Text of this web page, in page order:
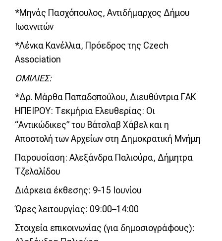
*Μηνάς Πασχόπουλος, Αντιδήμαρχος Δήμου
Ιωαννιτών
*Λένκα Κανέλλια, Πρόεδρος της Czech
Association
ΟΜΙΛΙΕΣ:
*Δρ. Μάρθα Παπαδοπούλου, Διευθύντρια ΓΑΚ
ΗΠΕΙΡΟΥ: Τεκμήρια Ελευθερίας: Οι
“Αντικώδικες” του Βάτσλαβ Χάβελ και η
Αποστολή των Αρχείων στη Δημοκρατική Μνήμη
Παρουσίαση: Αλεξάνδρα Παλιούρα, Δήμητρα
Τζελαλίδου
Διάρκεια έκθεσης: 9-15 Ιουνίου
Ώρες λειτουργίας: 09:00–14:00
Στοιχεία επικοινωνίας (για δημοσιογράφους):